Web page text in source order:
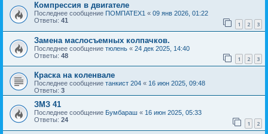
Компрессия в двигателе
Последнее сообщение ПОМПАТЕХ1 « 09 янв 2026, 01:22
Ответы: 41 1 2 3
Замена маслосъемных колпачков.
Последнее сообщение тюлень « 24 дек 2025, 14:40
Ответы: 48 1 2 3
Краска на коленвале
Последнее сообщение танкист 204 « 16 июн 2025, 09:48
Ответы: 3
ЗМЗ 41
Последнее сообщение Бумбараш « 16 июн 2025, 05:33
Ответы: 24 1 2